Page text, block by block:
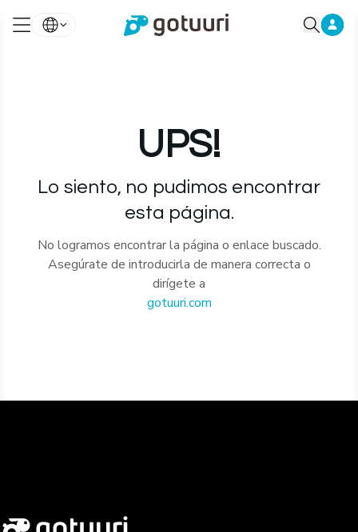
UPS!
Lo siento, no pudimos encontrar
esta página.
No logramos encontrar la página o enlace buscado.
Asegúrate de introducirla de manera correcta o
dirígete a
gotuuri.com